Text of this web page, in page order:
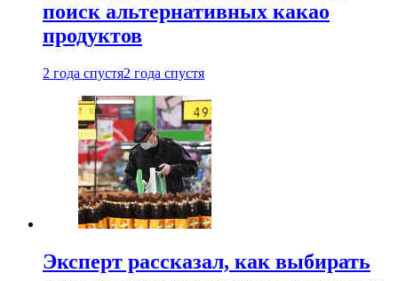
поиск альтернативных какао
продуктов
2 года спустя2 года спустя
Эксперт рассказал, как выбирать